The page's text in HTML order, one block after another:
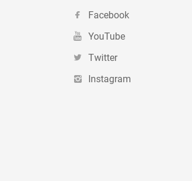
Facebook
YouTube
Twitter
Instagram